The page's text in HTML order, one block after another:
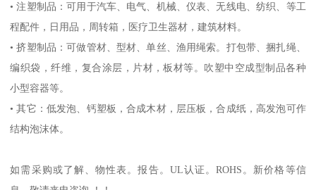
•注塑制品：可用于汽车、电气、机械、仪表、无线电、纺织、等工
程配件，日用品，周转箱，医疗卫生器材，建筑材料。
•挤塑制品：可做管材、型材、单丝、渔用绳索。打包带、捆扎绳、
编织袋，纤维，复合涂层，片材，板材等。吹塑中空成型制品各种
小型容器等。
•其它：低发泡、钙塑板，合成木材，层压板，合成纸，高发泡可作
结构泡沫体。
如需采购或了解、物性表。报告。 UL认证。ROHS 。新价格等信